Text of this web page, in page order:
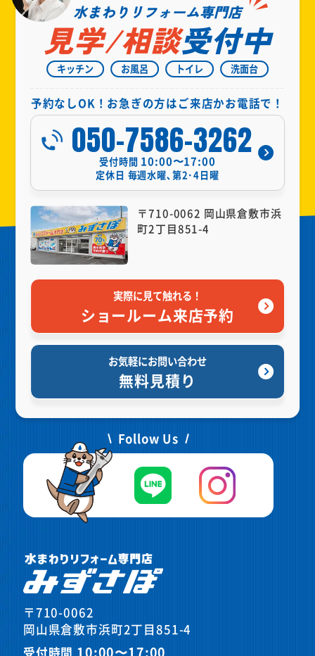
水まわりリフォーム専門店
見学/相談受付中
キッチン お風呂 トイレ 洗面台
予約なしOK！お急ぎの方はご来店かお電話で！
050-7586-3262
受付時間 10:00〜17:00
定休日 毎週水曜､第2･4日曜
〒710-0062 岡山県倉敷市浜
町2丁目851-4
実際に見て触れる！
ショールーム来店予約
お気軽にお問い合わせ
無料見積り
Follow Us
〒710-0062
岡山県倉敷市浜町2丁目851-4
10:00〜17:00